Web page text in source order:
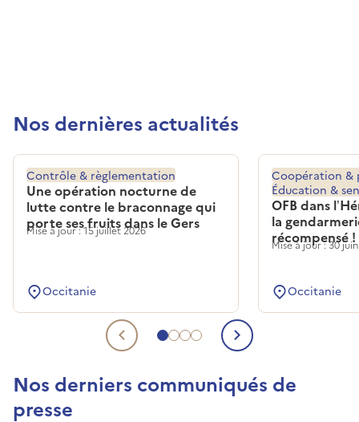
Nos dernières actualités
Aller à l'actualité liée 1
Aller à l'actualité liée 2
Aller à l'actualité liée 3
Aller à l'actualité liée 4
Une opération nocturne de
lutte contre le braconnage qui
porte ses fruits dans le Gers
Contrôle & règlementation
Mise à jour : 15 juillet 2026
Occitanie
OFB dans
la
récompensé !
Coopération &
Éducation &
Mise à jour : 30
Occitanie
Actualité liée précédente
Actualité
Nos derniers communiqués de
presse